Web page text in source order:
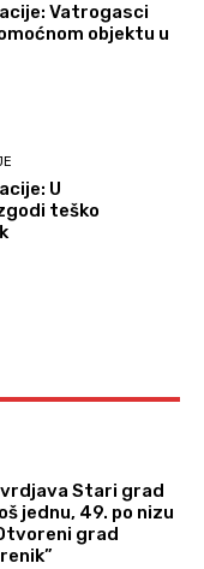
Vatrogasci
objektu u
U
teško
Stari grad
jednu, 49. po nizu
grad